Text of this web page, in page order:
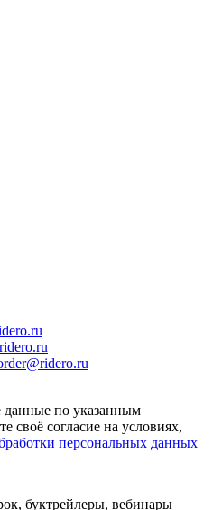
данные по указанным
своё согласие на условиях,
персональных данных
буктрейлеры, вебинары